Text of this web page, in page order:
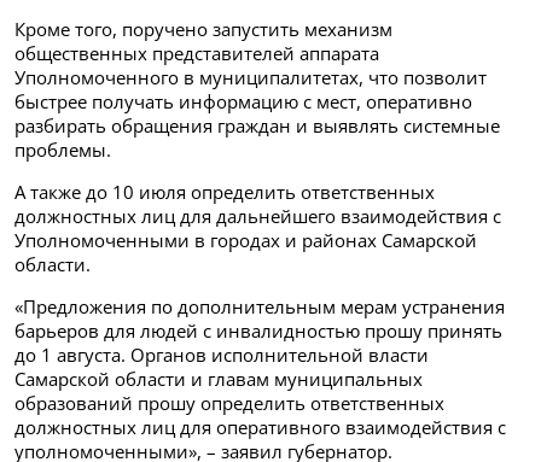
Кроме того, поручено запустить механизм
общественных представителей аппарата
Уполномоченного в муниципалитетах, что позволит
быстрее получать информацию с мест, оперативно
разбирать обращения граждан и выявлять системные
проблемы.
А также до 10 июля определить ответственных
должностных лиц для дальнейшего взаимодействия с
Уполномоченными в городах и районах Самарской
области.
«Предложения по дополнительным мерам устранения
барьеров для людей с инвалидностью прошу принять
до 1 августа. Органов исполнительной власти
Самарской области и главам муниципальных
образований прошу определить ответственных
должностных лиц для оперативного взаимодействия с
уполномоченными», – заявил губернатор.